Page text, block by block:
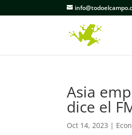
Asia
dice el
Oct 14, 2023 |